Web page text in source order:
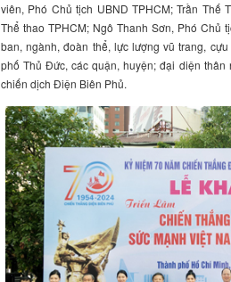
viên, Phó Chủ tịch UBND TPHCM; Trần Thế
Thể thao TPHCM; Ngô Thanh Sơn, Phó Chủ
ban, ngành, đoàn thể, lực lượng vũ trang,
phố Thủ Đức, các quận, huyện; đại diện
chiến dịch Điện Biên Phủ.